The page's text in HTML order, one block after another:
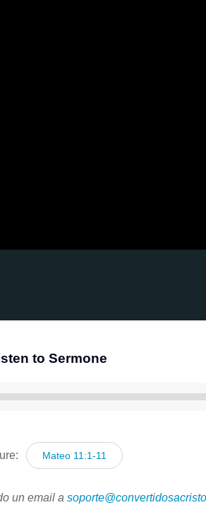
to Sermone
Reproductor
audio
Mateo 11:1-11
un email a